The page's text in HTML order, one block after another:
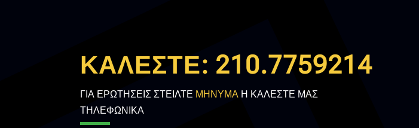
ΚΑΛΕΣΤΕ: 210.7759214
ΓΙΑ ΕΡΩΤΗΣΕΙΣ ΣΤΕΙΛΤΕ ΜΗΝΥΜΑ Η ΚΑΛΕΣΤΕ ΜΑΣ
ΤΗΛΕΦΩΝΙΚΑ